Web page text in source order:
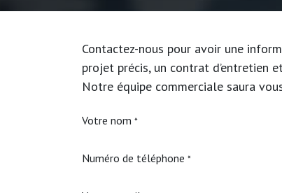
Contactez-nous pour avoir une
projet précis, un contrat d’entretien
Notre équipe commerciale saura
Votre nom *
Numéro de téléphone *